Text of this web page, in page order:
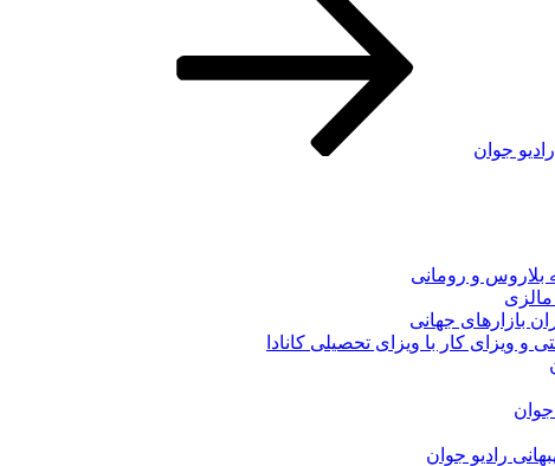
جوان
و رومانی
مالزی
بازارهای جهانی
ویزای کار با ویزای تحصیلی کانادا
جوان
رادیو جوان